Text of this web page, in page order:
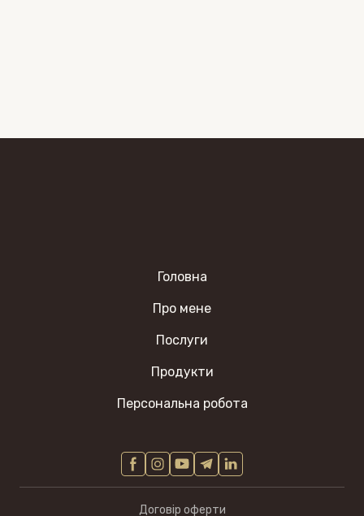
Головна
Про мене
Послуги
Продукти
Персональна робота
Договір оферти